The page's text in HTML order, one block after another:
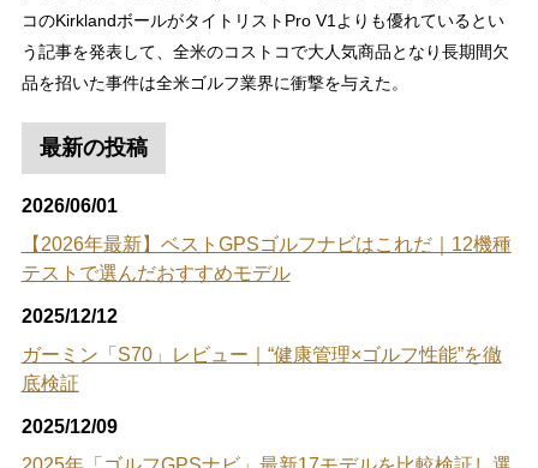
コのKirklandボールがタイトリストPro V1よりも優れているとい
う記事を発表して、全米のコストコで大人気商品となり長期間欠
品を招いた事件は全米ゴルフ業界に衝撃を与えた。
最新の投稿
2026/06/01
【2026年最新】ベストGPSゴルフナビはこれだ｜12機種
テストで選んだおすすめモデル
2025/12/12
ガーミン「S70」レビュー｜“健康管理×ゴルフ性能”を徹
底検証
2025/12/09